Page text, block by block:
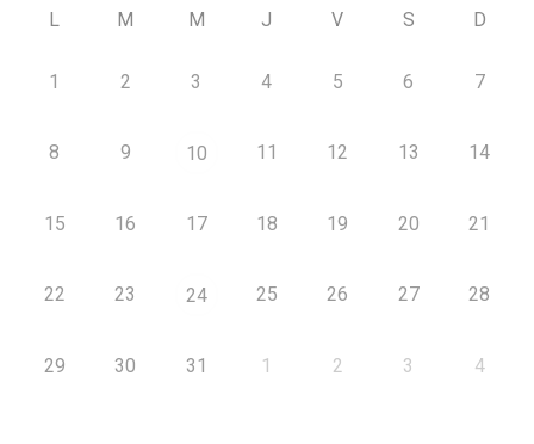
L M M J V S D
1 2 3 4 5 6 7
8 9 10 11 12 13 14
15 16 17 18 19 20 21
22 23 24 25 26 27 28
29 30 31 1 2 3 4